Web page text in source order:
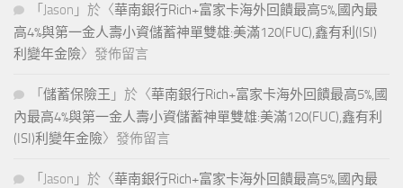
「 Jason 」於〈華南銀行Rich+富家卡海外回饋最高5%,國內最
高4%與第一金人壽小資儲蓄神單雙雄:美滿120(FUC),鑫有利(ISI)
利變年金險〉發佈留言
「 儲蓄保險王 」於〈華南銀行Rich+富家卡海外回饋最高5%,國
內最高4%與第一金人壽小資儲蓄神單雙雄:美滿120(FUC),鑫有利
(ISI)利變年金險〉發佈留言
「 Jason 」於〈華南銀行Rich+富家卡海外回饋最高5%,國內最